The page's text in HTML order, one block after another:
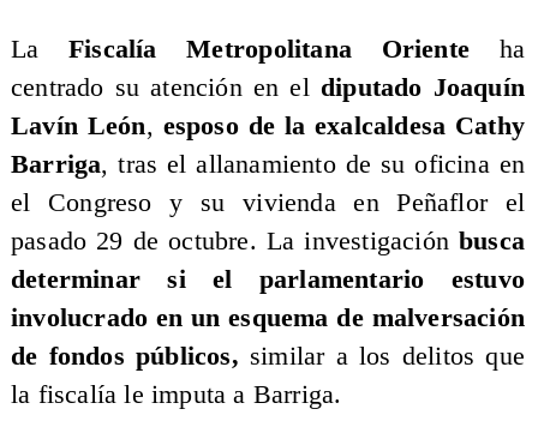
LaFiscalía Metropolitana Oriente ha
centrado su atención en el diputado Joaquín
Lavín León, esposo de la exalcaldesa Cathy
Barriga, tras el allanamiento de su oficina en
el Congreso y su vivienda en Peñaflor el
pasado 29 de octubre. La investigaciónbusca
determinar si el parlamentario estuvo
involucrado en un esquema de malversación
de fondos públicos, similar a los delitos que
la fiscalía le imputa a Barriga.